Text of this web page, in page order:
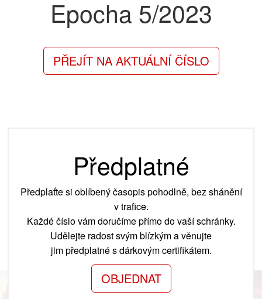
Epocha 5/2023
PŘEJÍT NA AKTUÁLNÍ ČÍSLO
Předplatné
Předplaťte si oblíbený časopis pohodlně, bez shánění
v trafice.
Každé číslo vám doručíme přímo do vaší schránky.
Udělejte radost svým blízkým a věnujte
jim předplatné s dárkovým certifikátem.
OBJEDNAT